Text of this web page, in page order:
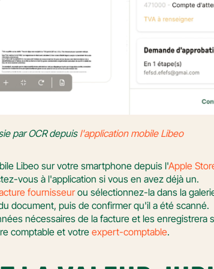
par OCR depuis l'application mobile Libeo
Libeo sur votre smartphone depuis l'Apple
vous à l'application si vous en avez déjà un.
fournisseur ou sélectionnez-la dans la
document, puis de confirmer qu'il a été scanné.
nécessaires de la facture et les
comptable et votre expert-comptable.